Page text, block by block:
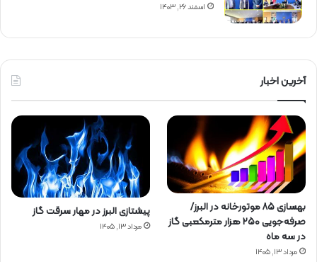
اسفند ۲۶, ۱۴۰۳
آخرین اخبار
بهسازی ۸۵ موتورخانه در البرز/
صرفه‌جویی ۲۵۰ هزار مترمکعبی گاز
در سه ماه
مرداد ۱۳, ۱۴۰۵
پیشتازی البرز در مهار سرقت گاز
مرداد ۱۳, ۱۴۰۵